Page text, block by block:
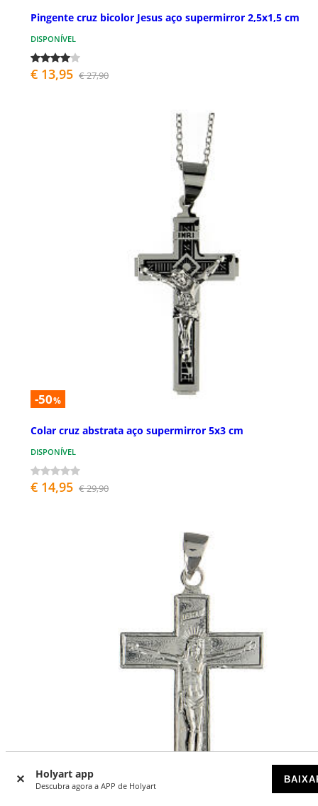
Holyart app
Descubra agora a APP de Holyart
Pingente cruz bicolor Jesus aço supermirror 2,5x1,5 cm
DISPONÍVEL
€ 13,95 € 27,90
-50%
Colar cruz abstrata aço supermirror 5x3 cm
DISPONÍVEL
€ 14,95 € 29,90